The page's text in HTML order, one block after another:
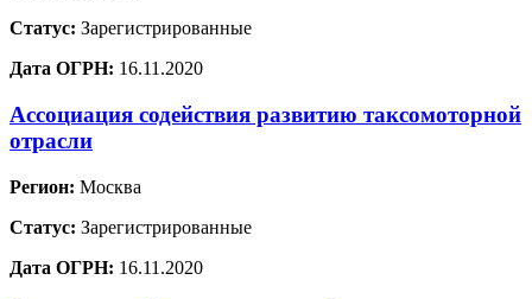
Статус: Зарегистрированные
Дата ОГРН: 16.11.2020
Ассоциация содействия развитию таксомоторной
отрасли
Регион: Москва
Статус: Зарегистрированные
Дата ОГРН: 16.11.2020